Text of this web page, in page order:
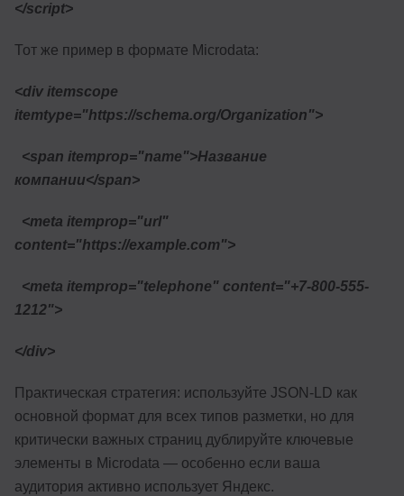
</script>
Тот же пример в формате Microdata:
<div itemscope
itemtype="https://schema.org/Organization">
<span itemprop="name">Название
компании</span>
<meta itemprop="url"
content="https://example.com">
<meta itemprop="telephone" content="+7-800-555-
1212">
</div>
Практическая стратегия: используйте JSON-LD как
основной формат для всех типов разметки, но для
критически важных страниц дублируйте ключевые
элементы в Microdata — особенно если ваша
аудитория активно использует Яндекс.